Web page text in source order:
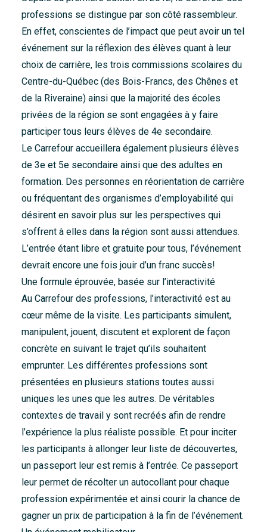
professions se distingue par son côté rassembleur.
En effet, conscientes de l’impact que peut avoir un tel
événement sur la réflexion des élèves quant à leur
choix de carrière, les trois commissions scolaires du
Centre-du-Québec (des Bois-Francs, des Chênes et
de la Riveraine) ainsi que la majorité des écoles
privées de la région se sont engagées à y faire
participer tous leurs élèves de 4e secondaire.
Le Carrefour accueillera également plusieurs élèves
de 3e et 5e secondaire ainsi que des adultes en
formation. Des personnes en réorientation de carrière
ou fréquentant des organismes d’employabilité qui
désirent en savoir plus sur les perspectives qui
s’offrent à elles dans la région sont aussi attendues.
L’entrée étant libre et gratuite pour tous, l’événement
devrait encore une fois jouir d’un franc succès!
Une formule éprouvée, basée sur l’interactivité
Au Carrefour des professions, l’interactivité est au
cœur même de la visite. Les participants simulent,
manipulent, jouent, discutent et explorent de façon
concrète en suivant le trajet qu’ils souhaitent
emprunter. Les différentes professions sont
présentées en plusieurs stations toutes aussi
uniques les unes que les autres. De véritables
contextes de travail y sont recréés afin de rendre
l’expérience la plus réaliste possible. Et pour inciter
les participants à allonger leur liste de découvertes,
un passeport leur est remis à l’entrée. Ce passeport
leur permet de récolter un autocollant pour chaque
profession expérimentée et ainsi courir la chance de
gagner un prix de participation à la fin de l’événement.